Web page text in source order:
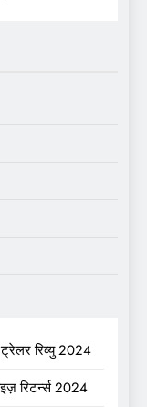
रिव्यु 2024
रिटर्न्स 2024